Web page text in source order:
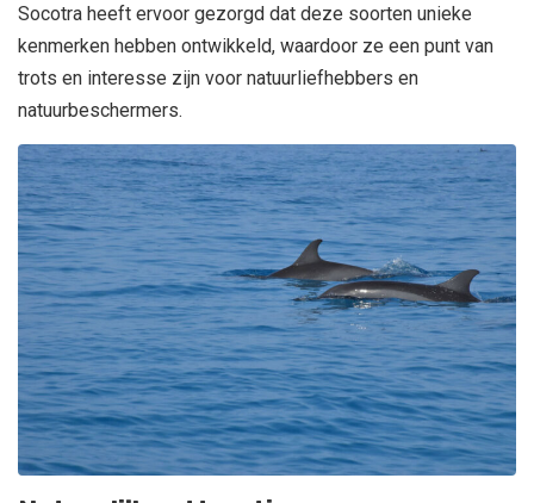
Socotra heeft ervoor gezorgd dat deze soorten unieke
kenmerken hebben ontwikkeld, waardoor ze een punt van
trots en interesse zijn voor natuurliefhebbers en
natuurbeschermers.